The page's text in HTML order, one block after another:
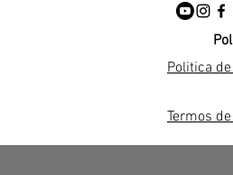
Politica
Termos